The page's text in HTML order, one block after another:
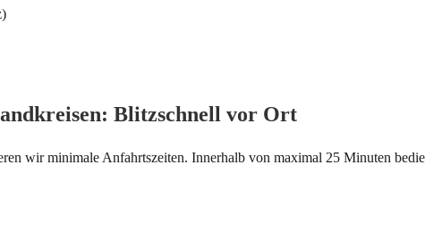
Blitzschnell vor Ort
wir minimale Anfahrtszeiten. Innerhalb von maximal 25 Minuten